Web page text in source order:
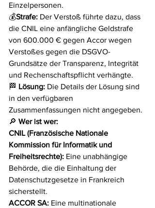
Einzelpersonen.
💰Strafe: Der Verstoß führte dazu, dass
die CNIL eine anfängliche Geldstrafe
von 600.000 € gegen Accor wegen
Verstoßes gegen die DSGVO-
Grundsätze der Transparenz, Integrität
und Rechenschaftspflicht verhängte.
🏁 Lösung: Die Details der Lösung sind
in den verfügbaren
Zusammenfassungen nicht angegeben.
🔎 Wer ist wer:
CNIL (Französische Nationale
Kommission für Informatik und
Freiheitsrechte): Eine unabhängige
Behörde, die die Einhaltung der
Datenschutzgesetze in Frankreich
sicherstellt.
ACCOR SA: Eine multinationale